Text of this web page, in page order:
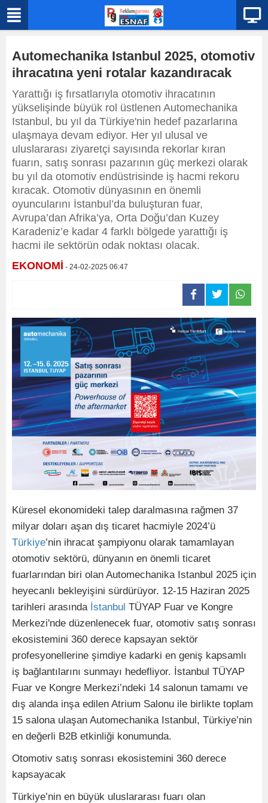
Automechanika Istanbul 2025, otomotiv
ihracatına yeni rotalar kazandıracak
Yarattığı iş fırsatlarıyla otomotiv ihracatının
yükselişinde büyük rol üstlenen Automechanika
Istanbul, bu yıl da Türkiye'nin hedef pazarlarına
ulaşmaya devam ediyor. Her yıl ulusal ve
uluslararası ziyaretçi sayısında rekorlar kıran
fuarın, satış sonrası pazarının güç merkezi olarak
bu yıl da otomotiv endüstrisinde iş hacmi rekoru
kıracak. Otomotiv dünyasının en önemli
oyuncularını İstanbul’da buluşturan fuar,
Avrupa’dan Afrika’ya, Orta Doğu’dan Kuzey
Karadeniz’e kadar 4 farklı bölgede yarattığı iş
hacmi ile sektörün odak noktası olacak.
EKONOMİ - 24-02-2025 06:47
Küresel ekonomideki talep daralmasına rağmen 37
milyar doları aşan dış ticaret hacmiyle 2024’ü
Türkiye’nin ihracat şampiyonu olarak tamamlayan
otomotiv sektörü, dünyanın en önemli ticaret
fuarlarından biri olan Automechanika Istanbul 2025 için
heyecanlı bekleyişini sürdürüyor. 12-15 Haziran 2025
tarihleri arasında İstanbul TÜYAP Fuar ve Kongre
Merkezi'nde düzenlenecek fuar, otomotiv satış sonrası
ekosistemini 360 derece kapsayan sektör
profesyonellerine şimdiye kadarki en geniş kapsamlı
iş bağlantılarını sunmayı hedefliyor. İstanbul TÜYAP
Fuar ve Kongre Merkezi’ndeki 14 salonun tamamı ve
dış alanda inşa edilen Atrium Salonu ile birlikte toplam
15 salona ulaşan Automechanika Istanbul, Türkiye’nin
en değerli B2B etkinliği konumunda.
Otomotiv satış sonrası ekosistemini 360 derece
kapsayacak
Türkiye’nin en büyük uluslararası fuarı olan